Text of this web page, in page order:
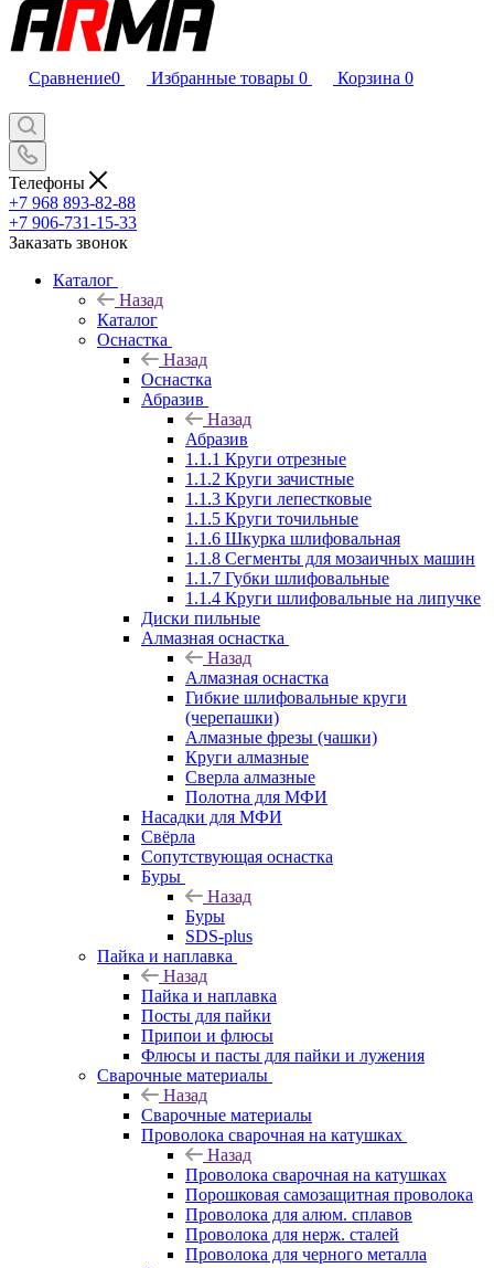
Сравнение0 Избранные товары 0 Корзина 0
Телефоны
+7 968 893-82-88
+7 906-731-15-33
Заказать звонок
Каталог
Назад
Каталог
Оснастка
Назад
Оснастка
Абразив
Назад
Абразив
1.1.1 Круги отрезные
1.1.2 Круги зачистные
1.1.3 Круги лепестковые
1.1.5 Круги точильные
1.1.6 Шкурка шлифовальная
1.1.8 Сегменты для мозаичных машин
1.1.7 Губки шлифовальные
1.1.4 Круги шлифовальные на липучке
Диски пильные
Алмазная оснастка
Назад
Алмазная оснастка
Гибкие шлифовальные круги
(черепашки)
Алмазные фрезы (чашки)
Круги алмазные
Сверла алмазные
Полотна для МФИ
Насадки для МФИ
Свёрла
Сопутствующая оснастка
Буры
Назад
Буры
SDS-plus
Пайка и наплавка
Назад
Пайка и наплавка
Посты для пайки
Припои и флюсы
Флюсы и пасты для пайки и лужения
Сварочные материалы
Назад
Сварочные материалы
Проволока сварочная на катушках
Назад
Проволока сварочная на катушках
Порошковая самозащитная проволока
Проволока для алюм. сплавов
Проволока для нерж. сталей
Проволока для черного металла